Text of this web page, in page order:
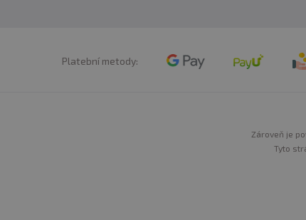
Platební metody:
Zároveň je
Tyto